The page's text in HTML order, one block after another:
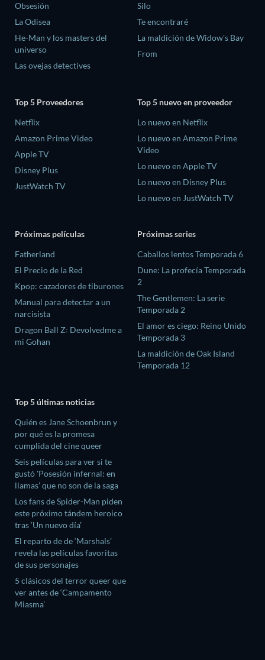
Obsesión
La Odisea
He-Man y los masters del
universo
Las ovejas detectives
Silo
Te encontraré
La maldición de Widow's Bay
From
Top 5 Proveedores
Netflix
Amazon Prime Video
Apple TV
Disney Plus
JustWatch TV
Top 5 nuevo en proveedor
Lo nuevo en Netflix
Lo nuevo en Amazon Prime
Video
Lo nuevo en Apple TV
Lo nuevo en Disney Plus
Lo nuevo en JustWatch TV
Próximas películas
Fatherland
El Precio de la Red
Kpop: cazadores de tiburones
Manual para detectar a un
narcisista
Dragon Ball Z꞉ Devolvedme a
mi Gohan
Próximas series
Caballos lentos Temporada 6
Dune: La profecía Temporada
2
The Gentlemen: La serie
Temporada 2
El amor es ciego: Reino Unido
Temporada 3
La maldición de Oak Island
Temporada 12
Top 5 últimas noticias
Quién es Jane Schoenbrun y
por qué es la promesa
cumplida del cine queer
Seis películas para ver si te
gustó 'Posesión infernal: en
llamas’ que no son de la saga
Los fans de Spider-Man piden
este próximo tándem heroico
tras ‘Un nuevo día’
El reparto de de ‘Marshals’
revela las películas favoritas
de sus personajes
5 clásicos del terror queer que
ver antes de ‘Campamento
Miasma’